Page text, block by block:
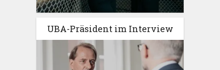
UBA-Präsident im Interview